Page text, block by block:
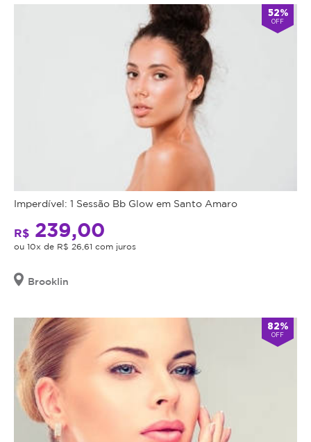
52%
OFF
Imperdível: 1 Sessão Bb Glow em Santo Amaro
R$ 239,00
ou 10x de R$ 26,61 com juros
Brooklin
82%
OFF